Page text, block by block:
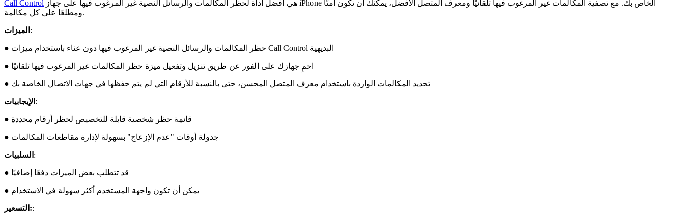
Call Control
ومطلعًا على كل مكالمة.
الميزات :
● حظر المكالمات والرسائل النصية غير المرغوب فيها دون عناء باستخدام ميزات Call Control البديهية
● احمِ جهازك على الفور عن طريق تنزيل وتفعيل ميزة حظر المكالمات غير المرغوب فيها تلقائيًا
● تحديد المكالمات الواردة باستخدام معرف المتصل المحسن، حتى بالنسبة للأرقام التي لم يتم حفظها في جهات الاتصال الخاصة بك
الإيجابيات :
● قائمة حظر شخصية قابلة للتخصيص لحظر أرقام محددة
● جدولة أوقات "عدم الإزعاج" بسهولة لإدارة مقاطعات المكالمات
السلبيات :
● قد تتطلب بعض الميزات دفعًا إضافيًا
● يمكن أن تكون واجهة المستخدم أكثر سهولة في الاستخدام
التسعير::